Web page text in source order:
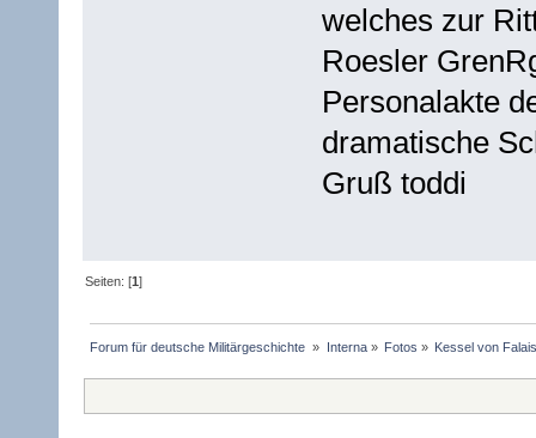
welches zur
Roesler
Personalakte
dramatische
Gruß toddi
Seiten: [1]
Forum für deutsche Militärgeschichte » Interna» Fotos » Kessel von